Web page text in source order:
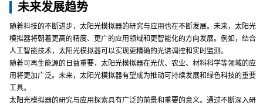
未来发展趋势
随着科技的不断进步，太阳光模拟器的研究与应用也在不断发展。未来，太阳光
模拟器将朝着更高的精度、更广的应用领域和更智能化的方向发展。例如，结合
人工智能技术，太阳光模拟器可以实现更精确的光谱调控和实时监测。
随着可再生能源的日益重要，太阳光模拟器在光伏、农业、材料科学等领域的应
用将更加广泛。未来，太阳光模拟器有望成为推动可持续发展和绿色科技的重要
工具。
太阳光模拟器的研究与应用探索具有广泛的前景和重要的意义。通过不断深入研